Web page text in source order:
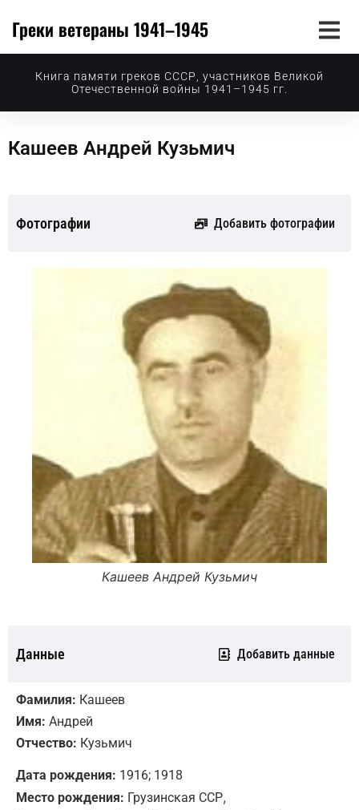
Греки ветераны 1941–1945
Книга памяти греков СССР, участников Великой
Отечественной войны 1941–1945 гг.
Кашеев Андрей Кузьмич
Фотографии Добавить фотографии
Кашеев Андрей Кузьмич
Данные Добавить данные
Фамилия: Кашеев
Имя: Андрей
Отчество: Кузьмич
Дата рождения: 1916; 1918
Место рождения: Грузинская ССР,